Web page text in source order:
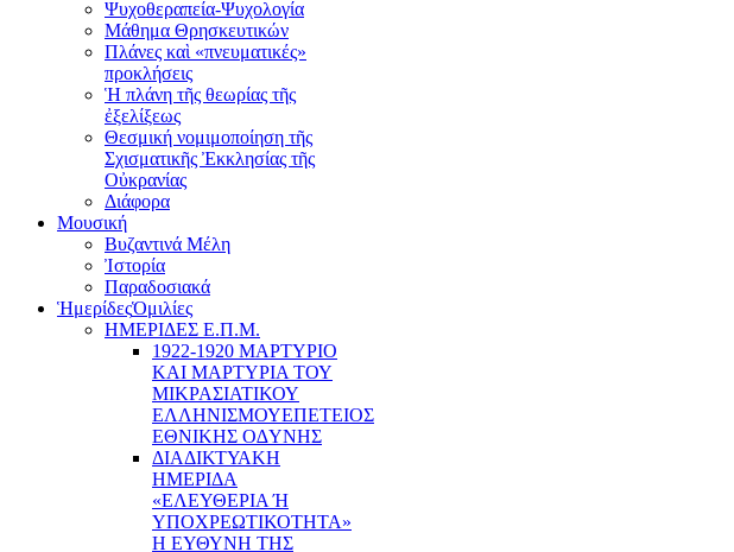
Ψυχοθεραπεία-Ψυχολογία
Μάθημα Θρησκευτικών
Πλάνες καὶ «πνευματικές»
προκλήσεις
Ἡ πλάνη τῆς θεωρίας τῆς
ἐξελίξεως
Θεσμική νομιμοποίηση τῆς
Σχισματικῆς Ἐκκλησίας τῆς
Οὐκρανίας
Διάφορα
Μουσική
Βυζαντινά Μέλη
Ἰστορία
Παραδοσιακά
ἩμερίδεςὉμιλίες
ΗΜΕΡΙΔΕΣ Ε.Π.Μ.
1922-1920 ΜΑΡΤΥΡΙΟ
ΚΑI ΜΑΡΤΥΡIΑ ΤΟΥ
ΜΙΚΡΑΣΙΑΤΙΚΟΥ
EΛΛΗΝΙΣΜΟΥEΠEΤΕΙΟΣ
EΘΝΙΚHΣ O∆YΝΗΣ
ΔΙΑΔΙΚΤΥΑΚΗ
ΗΜΕΡΙΔΑ
«EΛΕΥΘΕΡΙΑ Ή
YΠΟΧΡΕΩΤΙΚΟΤΗΤΑ»
Η ΕΥΘΥΝΗ ΤΗΣ